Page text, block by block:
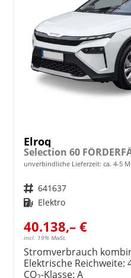
Elroq
unverbindliche Lieferzeit: ca. 4-5
Fahrzeugnr. 641637
Kraftstoff Elektro
40.138,– €
incl. 19% MwSt.
Stromverbrauch
Elektrische Reichweite:
CO -Klasse: A